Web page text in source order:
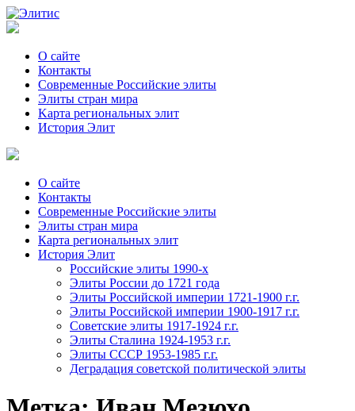
О сайте
Контакты
Современные Российские элиты
Элиты стран мира
Kартa региональных элит
История Элит
О сайте
Контакты
Современные Российские элиты
Элиты стран мира
Картa региональных элит
История Элит
Российские элиты 1990-х
Элиты России до 1721 года
Элиты Российской империи 1721-1900 г.г.
Элиты Российской империи 1900-1917 г.г.
Советские элиты 1917-1924 г.г.
Элиты Сталина 1924-1953 г.г.
Элиты СССР 1953-1985 г.г.
Деградация советской политической элиты